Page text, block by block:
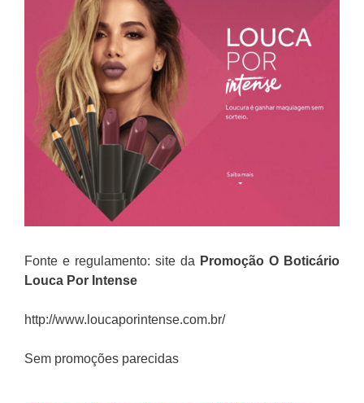
Fonte e regulamento: site da Promoção O Boticário
Louca Por Intense
http://www.loucaporintense.com.br/
Sem promoções parecidas